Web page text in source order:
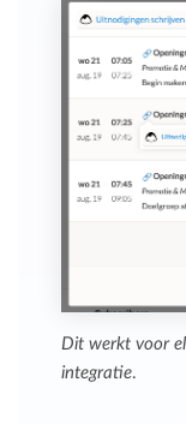
Dit werkt voor
integratie.